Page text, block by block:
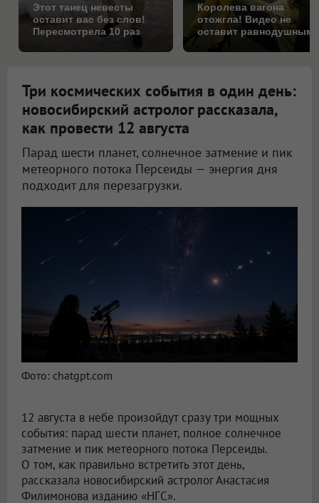
Этот танец невесты
оставит вас без слов!
Пересмотрела 10 раз
Королева вагона
отожгла! Видео не
оставит равнодушным
Три космических события в один день:
новосибирский астролог рассказала,
как провести 12 августа
Парад шести планет, солнечное затмение и пик
метеорного потока Персеиды — энергия дня
подходит для перезагрузки.
Фото: chatgpt.com
12 августа в небе произойдут сразу три мощных
события: парад шести планет, полное солнечное
затмение и пик метеорного потока Персеиды.
О том, как правильно встретить этот день,
рассказала новосибирский астролог Анастасия
Филимонова изданию «НГС».